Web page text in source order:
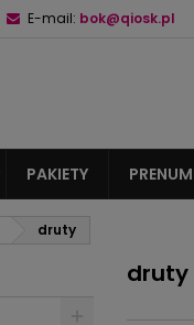
E-mail: bok@qiosk.pl
PAKIETY
druty
druty